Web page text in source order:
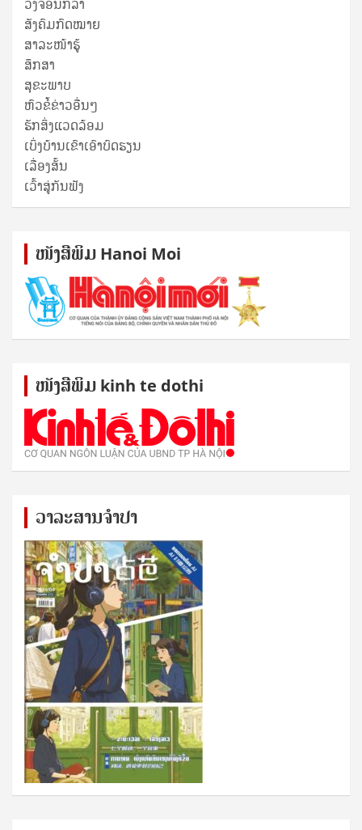
ວົງຈອນກີລາ
ສັງຄົມກົດໝາຍ
ສາລະໜ້າຮູ້
ສຶກສາ
ສຸ​ຂະ​ພາບ
ຫົວຂໍ້ຂ່າວອື່ນໆ
ຮັກສິ່ງແວດລ້ອມ
ເບິ່ງບ້ານເຂົາເອົາບົດຮຽນ
ເລື່ອງສັ້ນ
ເວົ້າສູ່ກັນຟັງ
ໜັງ​ສື​ພິມ Hanoi Moi
ໜັງ​ສື​ພິມ kinh te dothi
ວາລະສານຈຳປາ